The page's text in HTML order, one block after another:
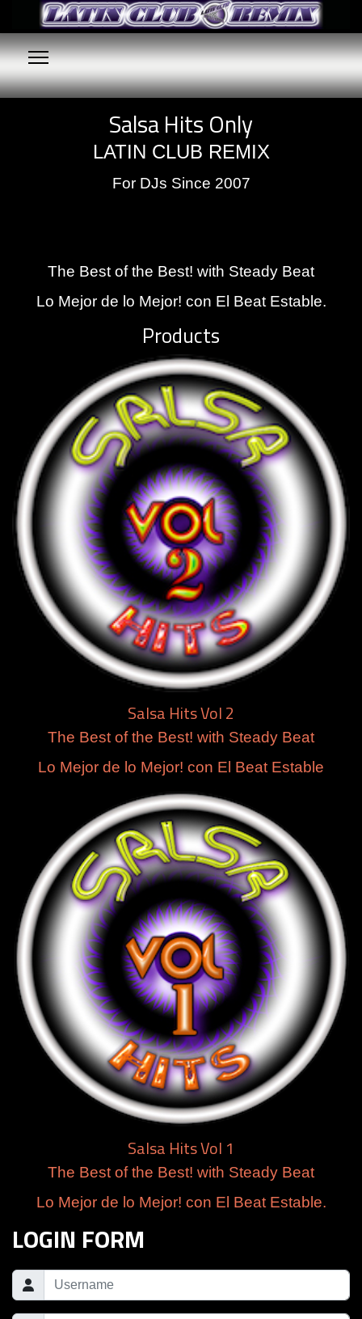
Salsa Hits Only
LATIN CLUB REMIX
For DJs Since 2007
The Best of the Best! with Steady Beat
Lo Mejor de lo Mejor! con El Beat Estable.
Products
Salsa Hits Vol 2
The Best of the Best! with Steady Beat
Lo Mejor de lo Mejor! con El Beat Estable
Salsa Hits Vol 1
The Best of the Best! with Steady Beat
Lo Mejor de lo Mejor! con El Beat Estable.
LOGIN FORM